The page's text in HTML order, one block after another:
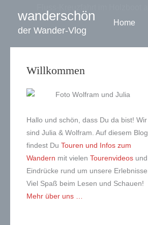
springen
wanderschön
der Wander-Vlog
Home
Willkommen
Hallo und schön, dass Du da bist! Wir
sind Julia & Wolfram. Auf diesem Blog
findest Du Touren und Infos zum
Wandern mit vielen Tourenvideos und
Eindrücke rund um unsere Erlebnisse.
Viel Spaß beim Lesen und Schauen!
Mehr über uns …